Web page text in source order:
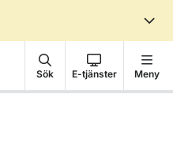
Sök E-tjänster Meny